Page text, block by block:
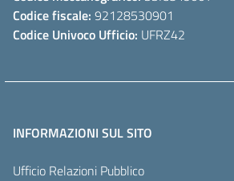
Codice fiscale: 92128530901
Codice Univoco Ufficio: UFRZ42
INFORMAZIONI SUL SITO
Ufficio Relazioni Pubblico